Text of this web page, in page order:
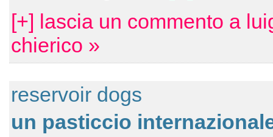
[+] lascia un commento a
chierico »
reservoir dogs
un pasticcio